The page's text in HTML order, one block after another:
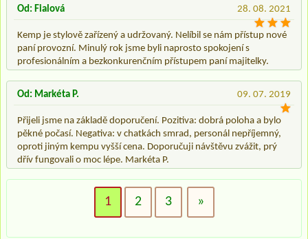
28. 08. 2021
Od: Fialová
Kemp je stylově zařízený a udržovaný. Nelíbil se nám přístup nové
paní provozní. Minulý rok jsme byli naprosto spokojení s
profesionálním a bezkonkurenčním přístupem paní majitelky.
09. 07. 2019
Od: Markéta P.
Přijeli jsme na základě doporučení. Pozitiva: dobrá poloha a bylo
pěkné počasí. Negativa: v chatkách smrad, personál nepříjemný,
oproti jiným kempu vyšší cena. Doporučuji návštěvu zvážit, prý
dřív fungovali o moc lépe. Markéta P.
1 2 3 »